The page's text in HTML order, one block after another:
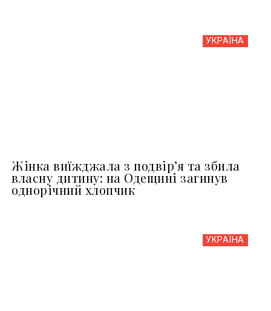
УКРАЇНА
Жінка виїжджала з подвір’я та збила
власну дитину: на Одещині загинув
однорічний хлопчик
УКРАЇНА